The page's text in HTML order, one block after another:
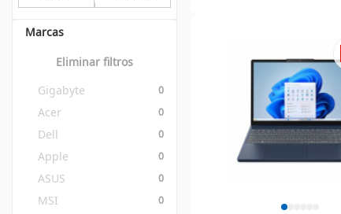
Marcas
Eliminar filtros
Gigabyte
0
Acer 0
Dell 0
Apple 0
ASUS 0
MSI 0